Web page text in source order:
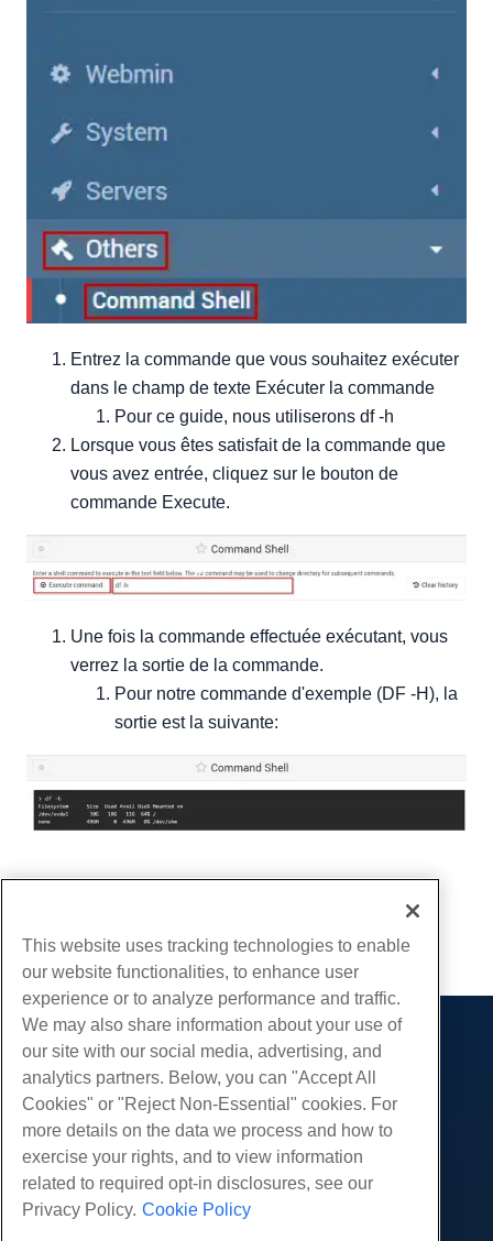
Entrez la commande que vous souhaitez exécuter
dans le champ de texte Exécuter la commande
Pour ce guide, nous utiliserons df -h
Lorsque vous êtes satisfait de la commande que
vous avez entrée, cliquez sur le bouton de
commande Execute.
Une fois la commande effectuée exécutant, vous
verrez la sortie de la commande.
Pour notre commande d'exemple (DF -H), la
sortie est la suivante:
Copie URL
Des produits
Hébergement Web
Hébergement professionnel
Revendeur Hébergeur
Revendeur en marque blanche
Géré Linux VPS
Prestations de service
Migrations de sites Web
Communauté
Documentation produit
Tutoriels
Compagnie
À propos de nous
This website uses tracking technologies to enable
our website functionalities, to enhance user
experience or to analyze performance and traffic.
We may also share information about your use of
our site with our social media, advertising, and
analytics partners. Below, you can "Accept All
Cookies" or "Reject Non-Essential" cookies. For
more details on the data we process and how to
exercise your rights, and to view information
related to required opt-in disclosures, see our
Privacy Policy. Cookie Policy